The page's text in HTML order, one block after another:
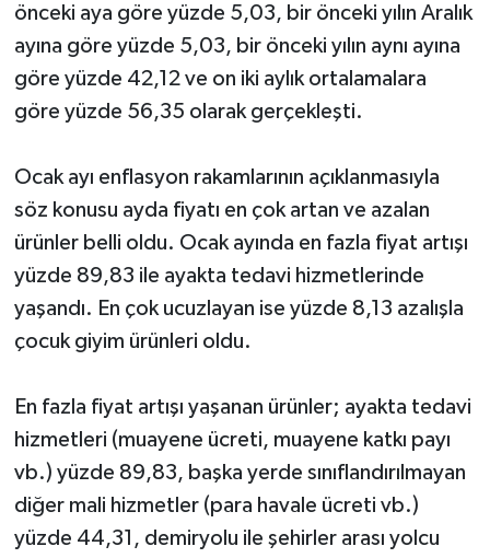
önceki aya göre yüzde 5,03, bir önceki yılın Aralık
ayına göre yüzde 5,03, bir önceki yılın aynı ayına
göre yüzde 42,12 ve on iki aylık ortalamalara
göre yüzde 56,35 olarak gerçekleşti.
Ocak ayı enflasyon rakamlarının açıklanmasıyla
söz konusu ayda fiyatı en çok artan ve azalan
ürünler belli oldu. Ocak ayında en fazla fiyat artışı
yüzde 89,83 ile ayakta tedavi hizmetlerinde
yaşandı. En çok ucuzlayan ise yüzde 8,13 azalışla
çocuk giyim ürünleri oldu.
En fazla fiyat artışı yaşanan ürünler; ayakta tedavi
hizmetleri (muayene ücreti, muayene katkı payı
vb.) yüzde 89,83, başka yerde sınıflandırılmayan
diğer mali hizmetler (para havale ücreti vb.)
yüzde 44,31, demiryolu ile şehirler arası yolcu